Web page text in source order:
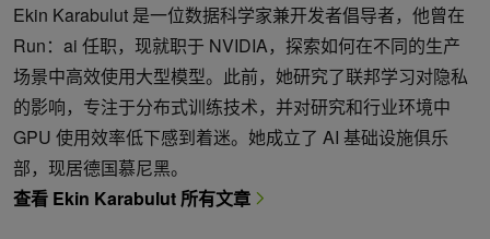
Ekin Karabulut 是一位数据科学家兼开发者倡导者，他曾在
Run：ai 任职，现就职于 NVIDIA，探索如何在不同的生产
场景中高效使用大型模型。此前，她研究了联邦学习对隐私
的影响，专注于分布式训练技术，并对研究和行业环境中
GPU 使用效率低下感到着迷。她成立了 AI 基础设施俱乐
部，现居德国慕尼黑。
查看 Ekin Karabulut 所有文章